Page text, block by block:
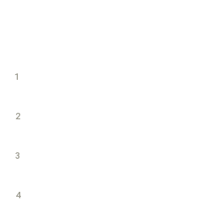
1
2
3
4